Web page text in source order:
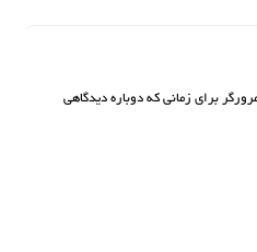
برای زمانی که دوباره دیدگاهی